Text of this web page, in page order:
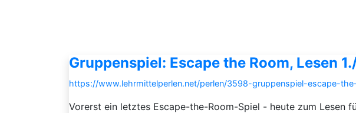
Gruppenspiel: Escape the Room, Lesen
https://www.lehrmittelperlen.net/perlen/3598-gruppenspiel-escape-
Vorerst ein letztes Escape-the-Room-Spiel - heute zum Lesen